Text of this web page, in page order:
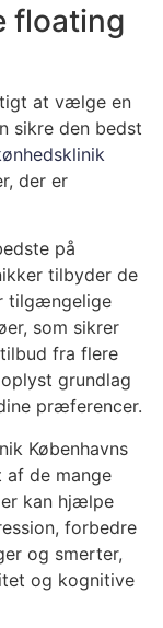
floating
at vælge en
sikre den bedst
der er
på
tilbyder de
tilgængelige
som sikrer
fra flere
grundlag
præferencer.
Københavns
af de mange
kan hjælpe
forbedre
og smerter,
og kognitive